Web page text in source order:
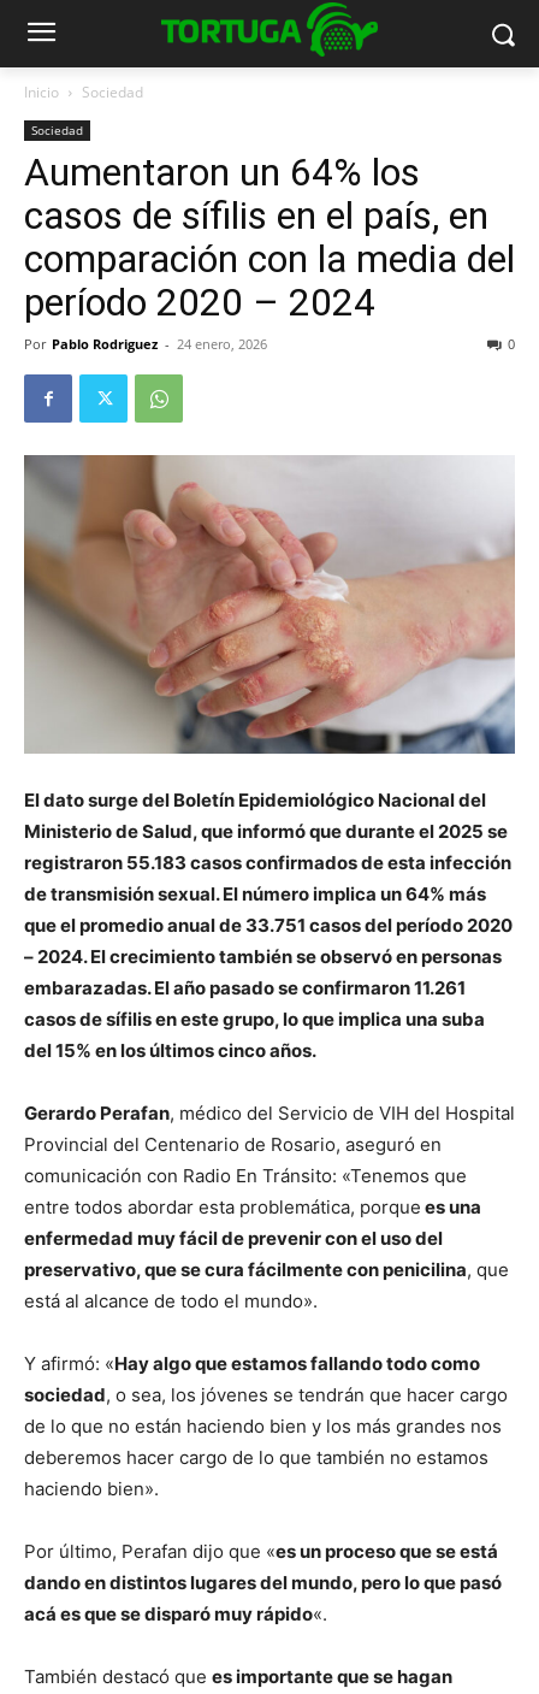
Inicio Sociedad
Sociedad
Aumentaron un 64% los
casos de sífilis en el país, en
comparación con la media del
período 2020 – 2024
Por Pablo Rodriguez - 24 enero, 2026 0
El dato surge del Boletín Epidemiológico Nacional del
Ministerio de Salud, que informó que durante el 2025 se
registraron 55.183 casos confirmados de esta infección
de transmisión sexual. El número implica un 64% más
que el promedio anual de 33.751 casos del período 2020
– 2024. El crecimiento también se observó en personas
embarazadas. El año pasado se confirmaron 11.261
casos de sífilis en este grupo, lo que implica una suba
del 15% en los últimos cinco años.
Gerardo Perafan, médico del Servicio de VIH del Hospital
Provincial del Centenario de Rosario, aseguró en
comunicación con Radio En Tránsito: «Tenemos que
entre todos abordar esta problemática, porque es una
enfermedad muy fácil de prevenir con el uso del
preservativo, que se cura fácilmente con penicilina, que
está al alcance de todo el mundo».
Y afirmó: «Hay algo que estamos fallando todo como
sociedad, o sea, los jóvenes se tendrán que hacer cargo
de lo que no están haciendo bien y los más grandes nos
deberemos hacer cargo de lo que también no estamos
haciendo bien».
Por último, Perafan dijo que «es un proceso que se está
dando en distintos lugares del mundo, pero lo que pasó
acá es que se disparó muy rápido«.
También destacó que es importante que se hagan